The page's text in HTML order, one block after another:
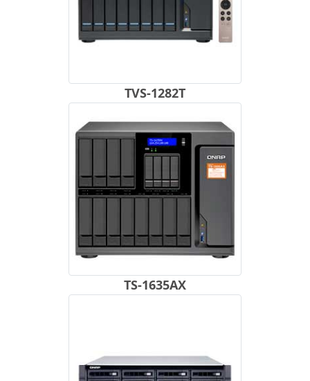
TVS-1282T
TS-1635AX